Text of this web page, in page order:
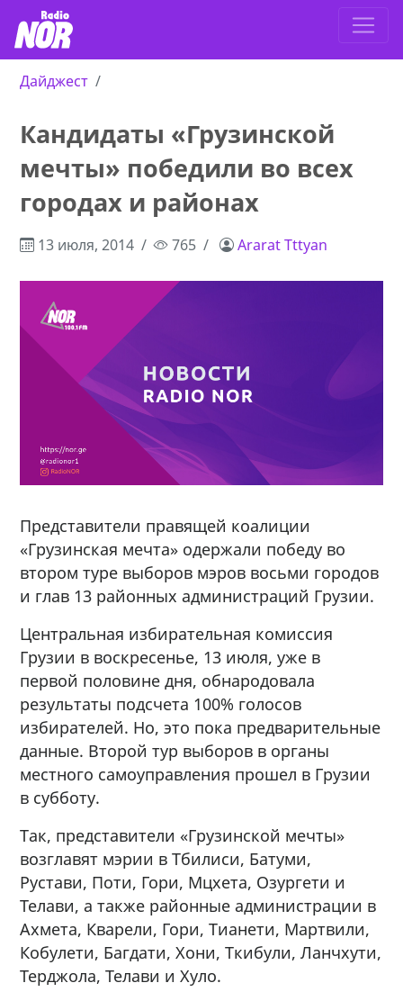
Дайджест
Кандидаты «Грузинской
мечты» победили во всех
городах и районах
13 июля, 2014 765 Ararat Tttyan
Представители правящей коалиции
«Грузинская мечта» одержали победу во
втором туре выборов мэров восьми городов
и глав 13 районных администраций Грузии.
Центральная избирательная комиссия
Грузии в воскресенье, 13 июля, уже в
первой половине дня, обнародовала
результаты подсчета 100% голосов
избирателей. Но, это пока предварительные
данные. Второй тур выборов в органы
местного самоуправления прошел в Грузии
в субботу.
Так, представители «Грузинской мечты»
возглавят мэрии в Тбилиси, Батуми,
Рустави, Поти, Гори, Мцхета, Озургети и
Телави, а также районные администрации в
Ахмета, Кварели, Гори, Тианети, Мартвили,
Кобулети, Багдати, Хони, Ткибули, Ланчхути,
Терджола, Телави и Хуло.